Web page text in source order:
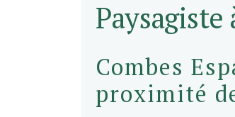
Paysagiste
Combes
proximité